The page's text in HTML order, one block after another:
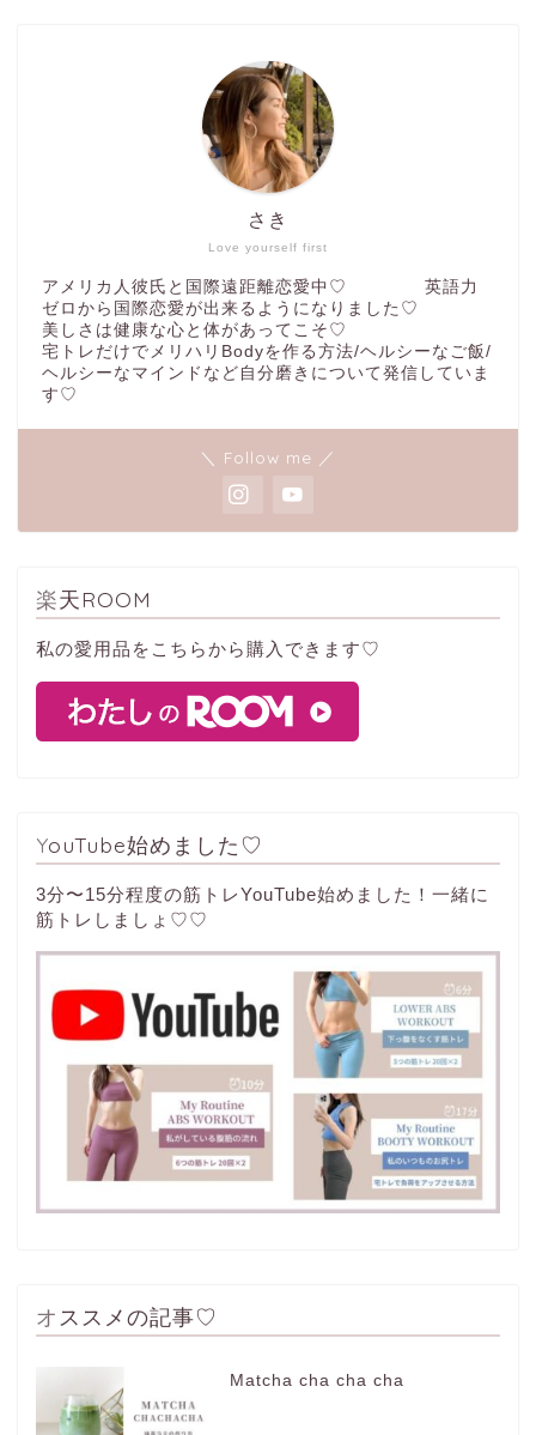
Love yourself first
さき
アメリカ人彼氏と国際遠距離恋愛中♡ 英語力
ゼロから国際恋愛が出来るようになりました♡
美しさは健康な心と体があってこそ♡
宅トレだけでメリハリBodyを作る方法/ヘルシーなご飯/
ヘルシーなマインドなど自分磨きについて発信していま
す♡
＼ Follow me ／
楽天ROOM
私の愛用品をこちらから購入できます♡
YouTube始めました♡
3分〜15分程度の筋トレYouTube始めました！一緒に
筋トレしましょ♡♡
オススメの記事♡
Matcha cha cha cha